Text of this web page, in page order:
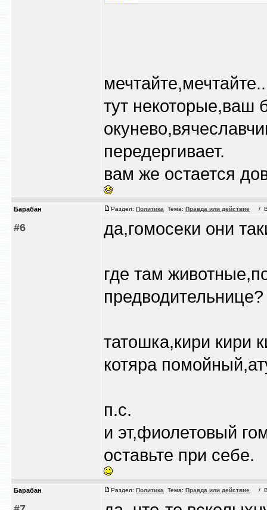
тут некоторые,ваш
передергивает.
вам же остается
Барабан
#6
Раздел: Политика Тема: Правда или действие / Вс
да,гомосеки они
где там
предводительнице?
татошка,кири кири
котяра
п.с.
и эт,фиолетовый
оставьте при себе.
Барабан Раздел: Политика Тема: Правда или действие / Вс